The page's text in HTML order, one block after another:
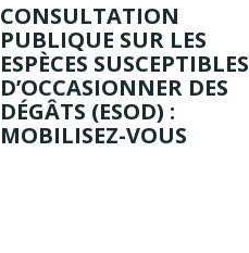
CONSULTATION
PUBLIQUE SUR LES
ESPÈCES SUSCEPTIBLES
D’OCCASIONNER DES
DÉGÂTS (ESOD) :
MOBILISEZ-VOUS